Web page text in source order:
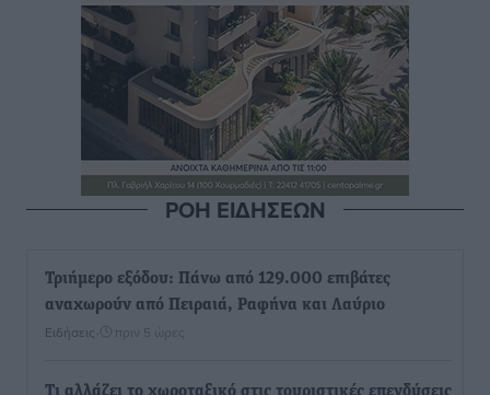
ΡΟΗ ΕΙΔΗΣΕΩΝ
Τριήμερο εξόδου: Πάνω από 129.000 επιβάτες
αναχωρούν από Πειραιά, Ραφήνα και Λαύριο
Ειδήσεις πριν 5 ώρες